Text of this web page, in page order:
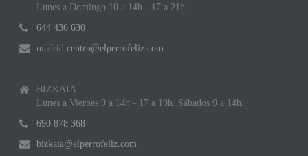
Lunes a Domingo 10 a 14h - 17 a 21h
644 436 630
madrid.centro@elperrofeliz.com
BIZKAIA
Lunes a Viernes 9 a 14h - 17 a 19h. Sábados 9 a 14h.
690 878 368
bizkaia@elperrofeliz.com